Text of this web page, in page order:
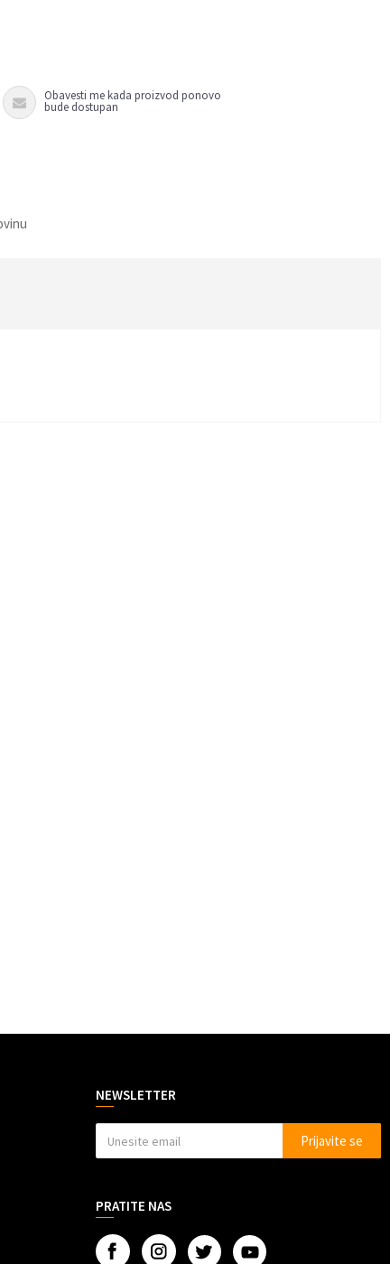
Obavesti me kada proizvod ponovo
bude dostupan
NEWSLETTER
Prijavite se
PRATITE NAS